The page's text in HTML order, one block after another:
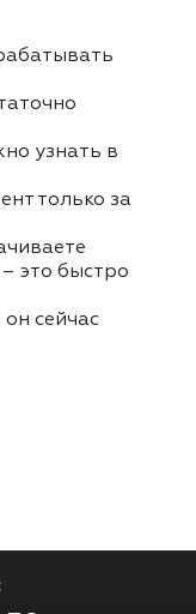
узнать в
только за
это быстро
сейчас